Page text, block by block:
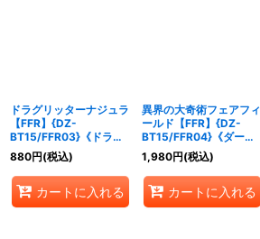
ドラグリッターナジュラ
【FFR】{DZ-
BT15/FFR03}《ドラゴ
ンエンパイア》
880円(税込)
カートに入れる
異界の大奇術フェアフィ
ールド【FFR】{DZ-
BT15/FFR04}《ダーク
ステイツ》
1,980円(税込)
カートに入れる